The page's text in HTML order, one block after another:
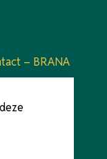
– BRANA
onze